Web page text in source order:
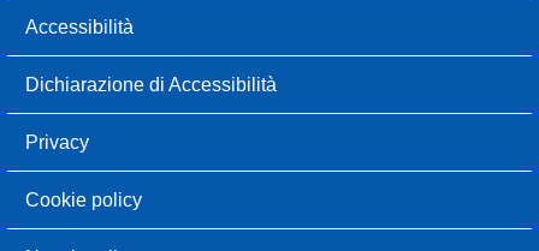
Accessibilità
Dichiarazione di Accessibilità
Privacy
Cookie policy